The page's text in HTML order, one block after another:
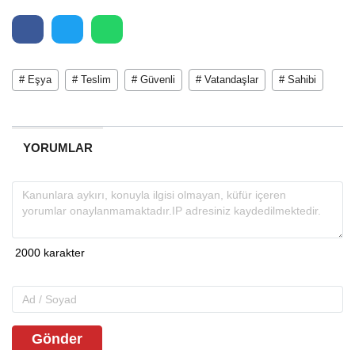
# Eşya # Teslim # Güvenli # Vatandaşlar # Sahibi
YORUMLAR
Gönder